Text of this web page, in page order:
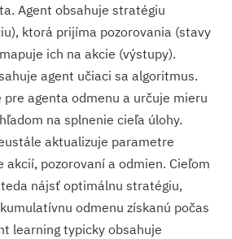
Agent obsahuje stratégiu
ktorá prijíma pozorovania (stavy
ich na akcie (výstupy).
agent učiaci sa algoritmus.
agenta odmenu a určuje mieru
na splnenie cieľa úlohy.
aktualizuje parametre
akcií, pozorovaní a odmien. Cieľom
nájsť optimálnu stratégiu,
odmenu získanú počas
learning typicky obsahuje